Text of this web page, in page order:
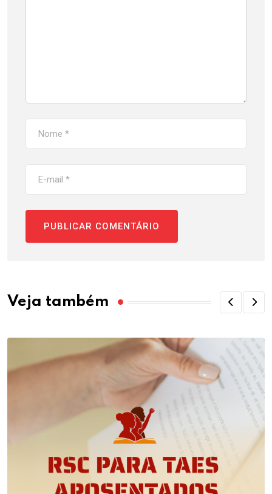
Veja também